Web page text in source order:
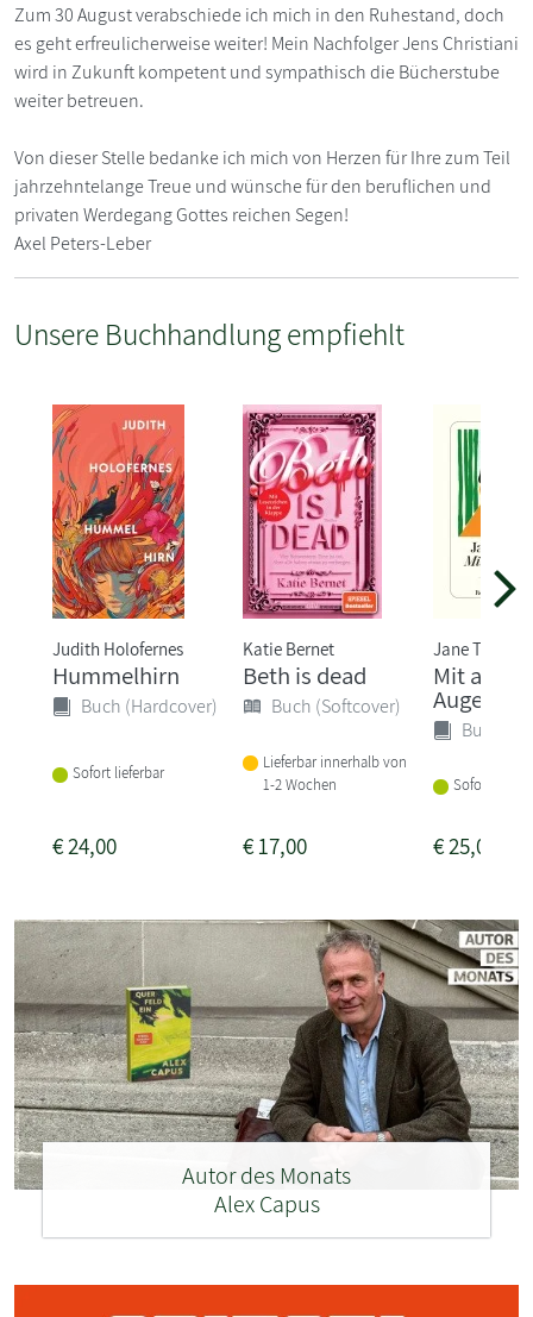
Zum 30 August verabschiede ich mich in den Ruhestand, doch
es geht erfreulicherweise weiter! Mein Nachfolger Jens Christiani
wird in Zukunft kompetent und sympathisch die Bücherstube
weiter betreuen.
Von dieser Stelle bedanke ich mich von Herzen für Ihre zum Teil
jahrzehntelange Treue und wünsche für den beruflichen und
privaten Werdegang Gottes reichen Segen!
Axel Peters-Leber
Unsere Buchhandlung empfiehlt
Judith Holofernes
Hummelhirn
Buch (Hardcover)
Sofort lieferbar
€24,00
Katie Bernet
Beth is dead
Buch (Softcover)
Lieferbar innerhalb von
1-2 Wochen
€17,00
Jane Tara
Mit
Augen
Buch
Sofort
€25,00
Autor des Monats
Alex Capus